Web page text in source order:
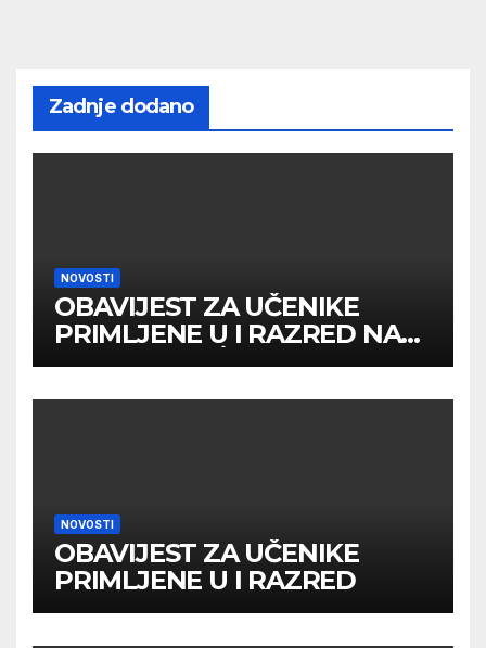
Zadnje dodano
NOVOSTI
OBAVIJEST ZA UČENIKE
PRIMLJENE U I RAZRED NA
DRUGOM UPİSNOM ROKU
NOVOSTI
OBAVIJEST ZA UČENIKE
PRIMLJENE U I RAZRED